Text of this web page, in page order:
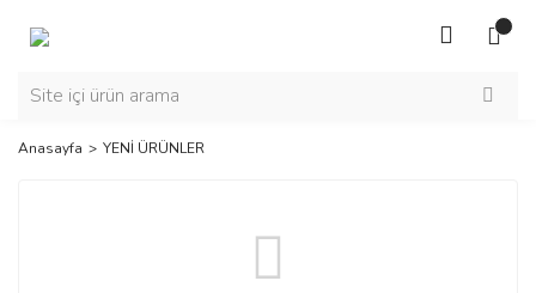
Anasayfa YENİ ÜRÜNLER